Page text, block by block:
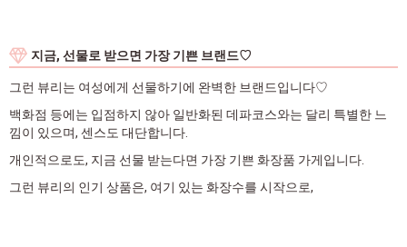
지금, 선물로 받으면 가장 기쁜 브랜드♡
그런 뷰리는 여성에게 선물하기에 완벽한 브랜드입니다♡
백화점 등에는 입점하지 않아 일반화된 데파코스와는 달리 특별한 느
낌이 있으며, 센스도 대단합니다.
개인적으로도, 지금 선물 받는다면 가장 기쁜 화장품 가게입니다.
그런 뷰리의 인기 상품은, 여기 있는 화장수를 시작으로,